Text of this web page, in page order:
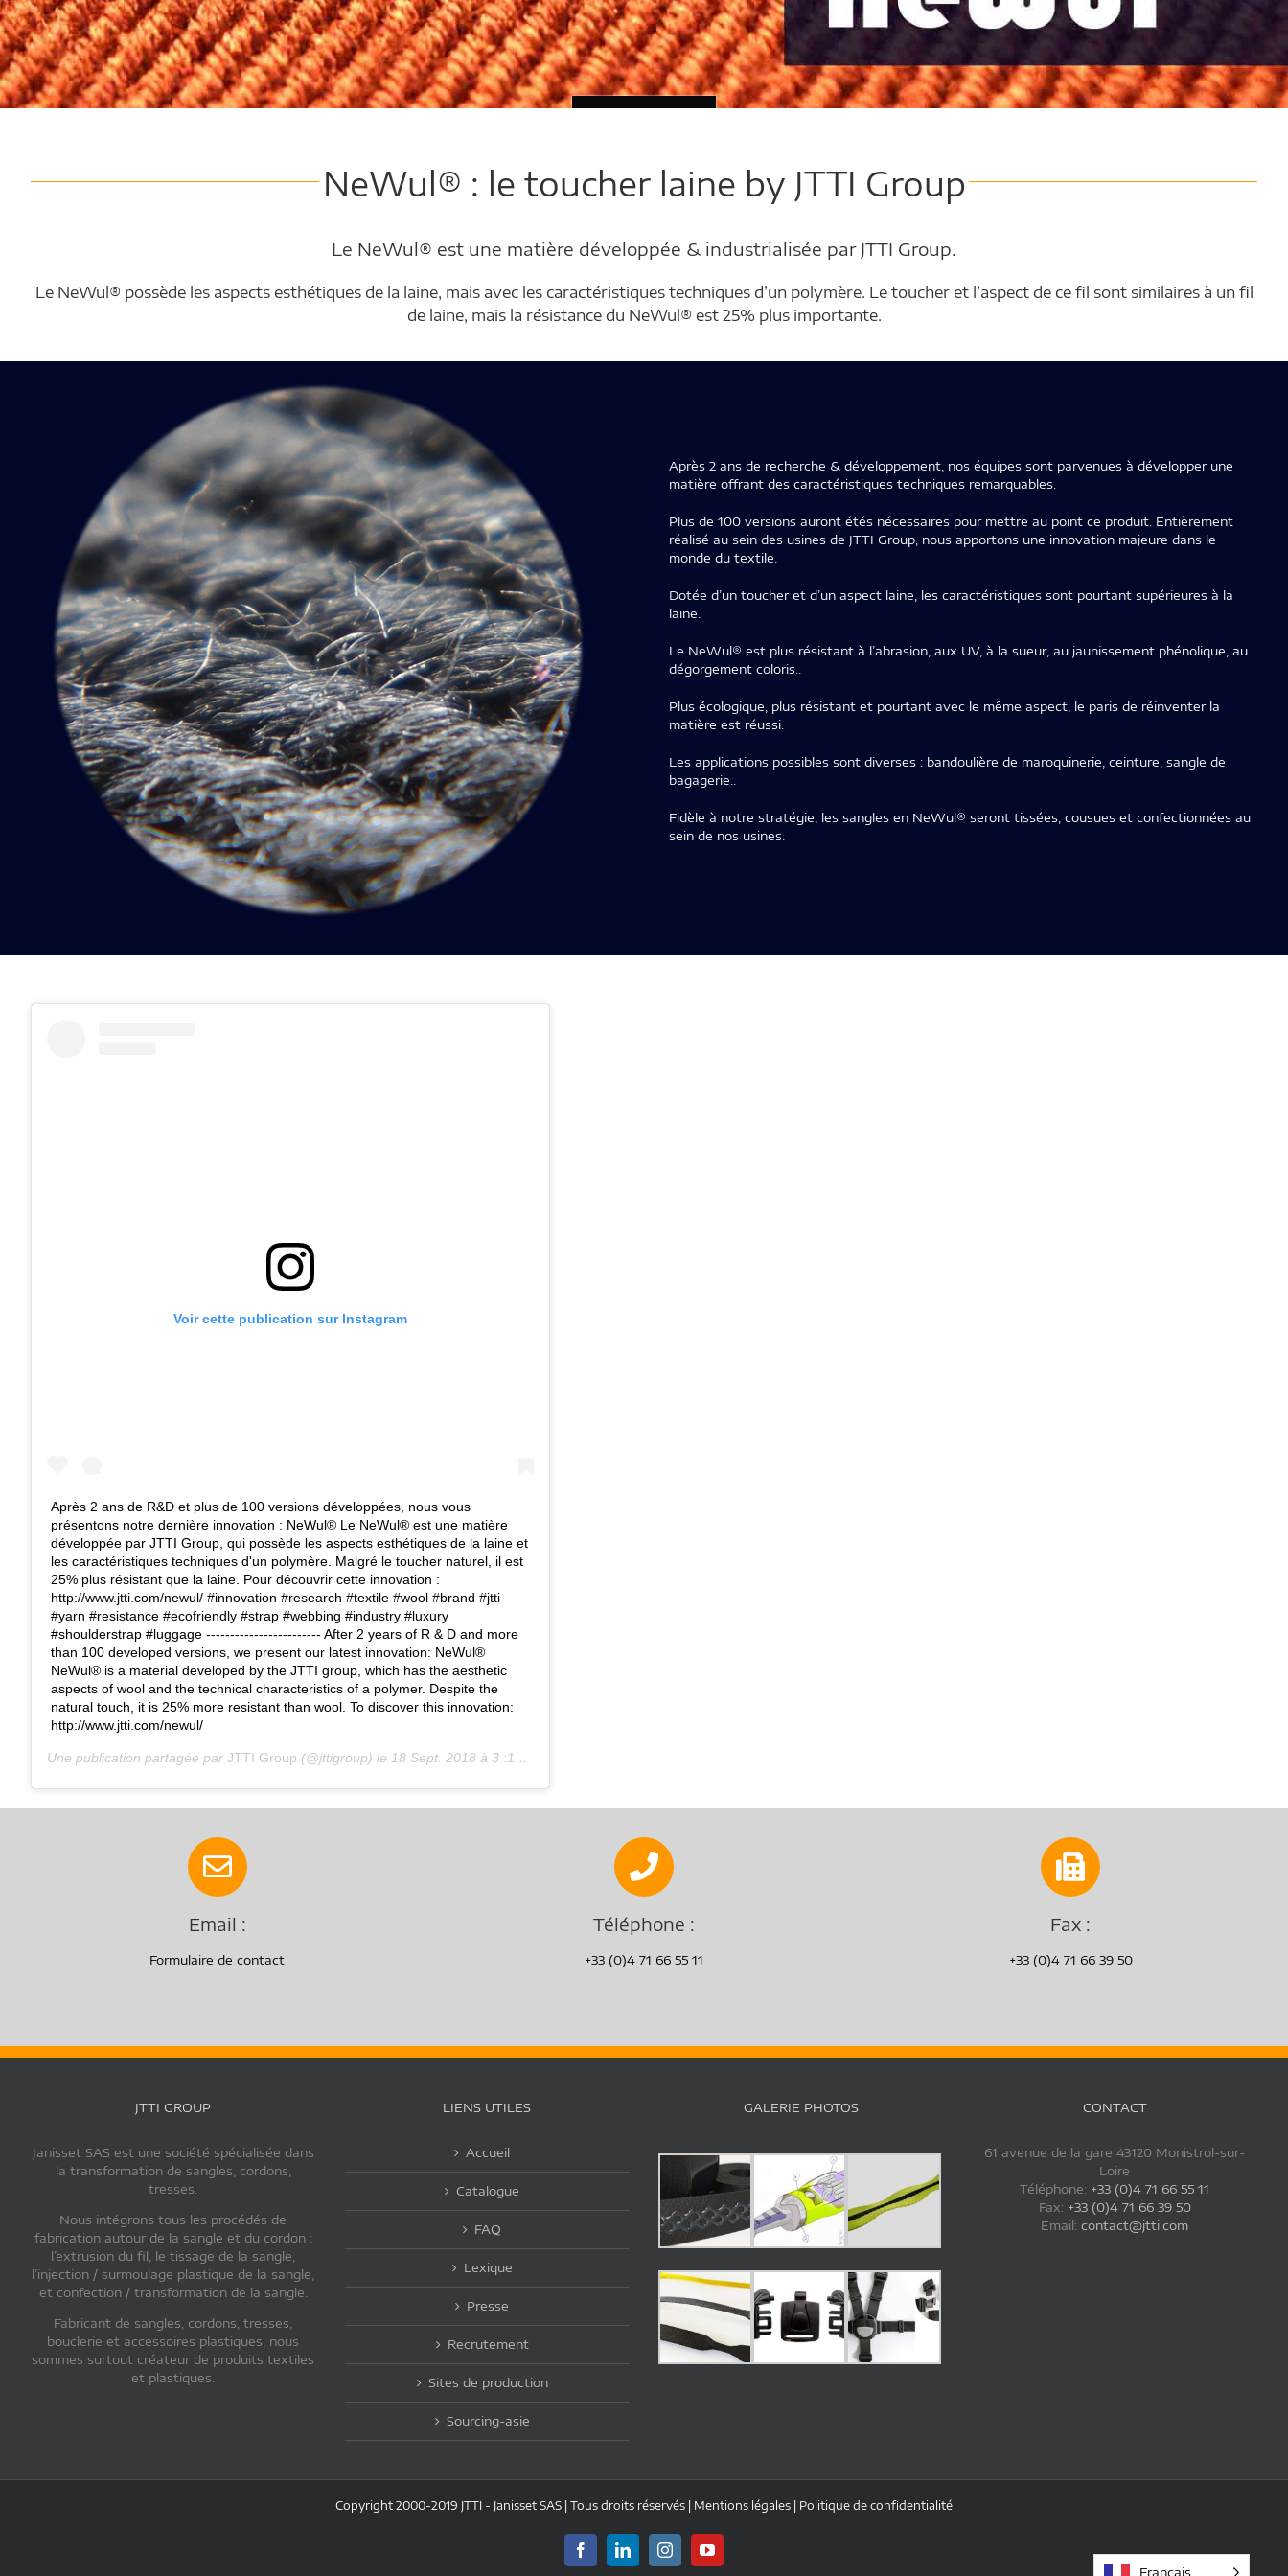
NeWul® : le toucher laine by JTTI Group
Le NeWul® est une matière développée & industrialisée par JTTI Group.
Le NeWul® possède les aspects esthétiques de la laine, mais avec les caractéristiques techniques d’un polymère. Le toucher et l’aspect de ce fil sont similaires à un fil
de laine, mais la résistance du NeWul® est 25% plus importante.
Après 2 ans de recherche & développement, nos équipes sont parvenues à développer une
matière offrant des caractéristiques techniques remarquables.
Plus de 100 versions auront étés nécessaires pour mettre au point ce produit. Entièrement
réalisé au sein des usines de JTTI Group, nous apportons une innovation majeure dans le
monde du textile.
Dotée d’un toucher et d’un aspect laine, les caractéristiques sont pourtant supérieures à la
laine.
Le NeWul® est plus résistant à l’abrasion, aux UV, à la sueur, au jaunissement phénolique, au
dégorgement coloris..
Plus écologique, plus résistant et pourtant avec le même aspect, le paris de réinventer la
matière est réussi.
Les applications possibles sont diverses : bandoulière de maroquinerie, ceinture, sangle de
bagagerie..
Fidèle à notre stratégie, les sangles en NeWul® seront tissées, cousues et confectionnées au
sein de nos usines.
Voir cette publication sur Instagram
Après 2 ans de R&D et plus de 100 versions développées, nous vous
présentons notre dernière innovation : NeWul® Le NeWul® est une matière
développée par JTTI Group, qui possède les aspects esthétiques de la laine et
les caractéristiques techniques d'un polymère. Malgré le toucher naturel, il est
25% plus résistant que la laine. Pour découvrir cette innovation :
http://www.jtti.com/newul/ #innovation #research #textile #wool #brand #jtti
#yarn #resistance #ecofriendly #strap #webbing #industry #luxury
#shoulderstrap #luggage ------------------------ After 2 years of R & D and more
than 100 developed versions, we present our latest innovation: NeWul®
NeWul® is a material developed by the JTTI group, which has the aesthetic
aspects of wool and the technical characteristics of a polymer. Despite the
natural touch, it is 25% more resistant than wool. To discover this innovation:
http://www.jtti.com/newul/
Une publication partagée par JTTI Group (@jttigroup) le 18 Sept. 2018 à 3 :13 PDT
Email :
Formulaire de contact
Téléphone :
+33 (0)4 71 66 55 11
Fax :
+33 (0)4 71 66 39 50
JTTI GROUP
Janisset SAS est une société spécialisée dans
la transformation de sangles, cordons,
tresses.
Nous intégrons tous les procédés de
fabrication autour de la sangle et du cordon :
l’extrusion du fil, le tissage de la sangle,
l’injection / surmoulage plastique de la sangle,
et confection / transformation de la sangle.
Fabricant de sangles, cordons, tresses,
bouclerie et accessoires plastiques, nous
sommes surtout créateur de produits textiles
et plastiques.
LIENS UTILES
Accueil
Catalogue
FAQ
Lexique
Presse
Recrutement
Sites de production
Sourcing-asie
GALERIE PHOTOS CONTACT
61 avenue de la gare 43120 Monistrol-sur-
Loire
Téléphone: +33 (0)4 71 66 55 11
Fax: +33 (0)4 71 66 39 50
Email:contact@jtti.com
Copyright 2000-2019 JTTI - Janisset SAS | Tous droits réservés | Mentions légales Politique de confidentialité
FacebookLinkedInInstagramYouTube
Français